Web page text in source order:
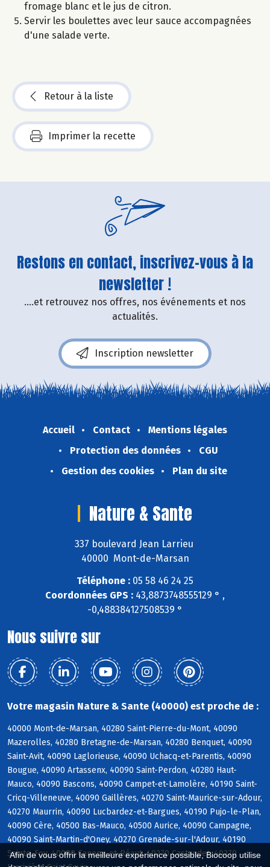
Afin de vous offrir la meilleure expérience possible, Biocoop utilise
fromage blanc et le jus de citron.
Servir les boulettes avec leur sauce accompagnées
d'une salade verte.
Retour à la liste
Imprimer la recette
Restons en contact, inscrivez-vous à la
newsletter !
....et retrouvez nos offres, nos événements et nos
actualités.
Inscription newsletter
Accueil Contact
Mentions légales
Protection des données
CGU
Gestion des cookies
Plan du site
Nature & Sante
337 boulevard Jean Larrieu
40000 Mont-de-Marsan
Téléphone : 05 58 46 24 25
Coordonnées GPS : 43,8873748555129 ° ,
-0,488384127508539 °
Nous suivre sur
Votre magasin Nature & Sante (40000) est proche de :
40000 Mont-de-Marsan, 40280 Saint-Pierre-du-Mont, 40090
Mazerolles, 40280 Bretagne-de-Marsan, 40280 Benquet, 40090
Saint-Avit, 40090 Laglorieuse, 40090 Uchacq-et-Parentis, 40090
Bougue, 40090 Artassenx, 40090 Saint-Perdon, 40280 Haut-
Mauco, 40090 Bascons, 40090 Campet-et-Lamolère, 40190 Saint-
Cricq-Villeneuve, 40090 Gaillères, 40270 Saint-Maurice-sur-Adour,
40270 Maurrin, 40090 Lucbardez-et-Bargues, 40190 Pujo-le-Plan,
40090 Cère, 40500 Bas-Mauco, 40500 Aurice, 40090 Campagne,
40090 Saint-Martin-d'Oney, 40270 Grenade-sur-l'Adour, 40190
Sainte-Foy, 40090 Canenx-et-Réaut, 40270 Castandet, 40270